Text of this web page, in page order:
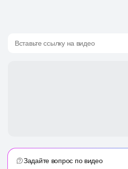
Вставьте ссылку на видео
Задайте вопрос по видео